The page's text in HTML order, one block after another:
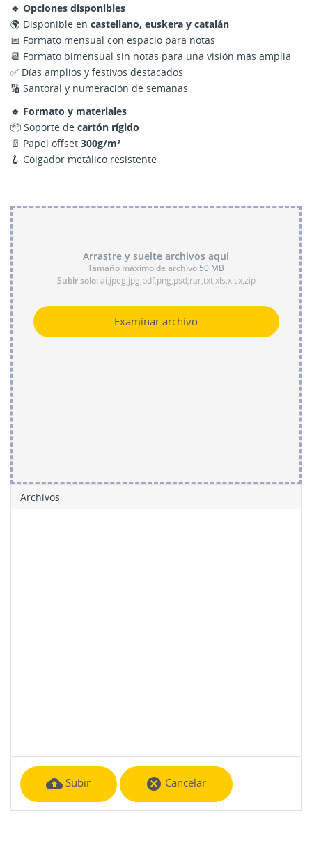
🔹 Opciones disponibles
🌍 Disponible en castellano, euskera y catalán
📅 Formato mensual con espacio para notas
📆 Formato bimensual sin notas para una visión más amplia
✅ Días amplios y festivos destacados
🔢 Santoral y numeración de semanas
🔹 Formato y materiales
📦 Soporte de cartón rígido
📄 Papel offset 300g/m²
🪝 Colgador metálico resistente
Arrastre y suelte archivos aqui
Tamaño máximo de archivo 50 MB
Subir solo:ai,jpeg,jpg,pdf,png,psd,rar,txt,xls,xlsx,zip
Examinar archivo
Archivos
cloud_upload Subir cancel Cancelar